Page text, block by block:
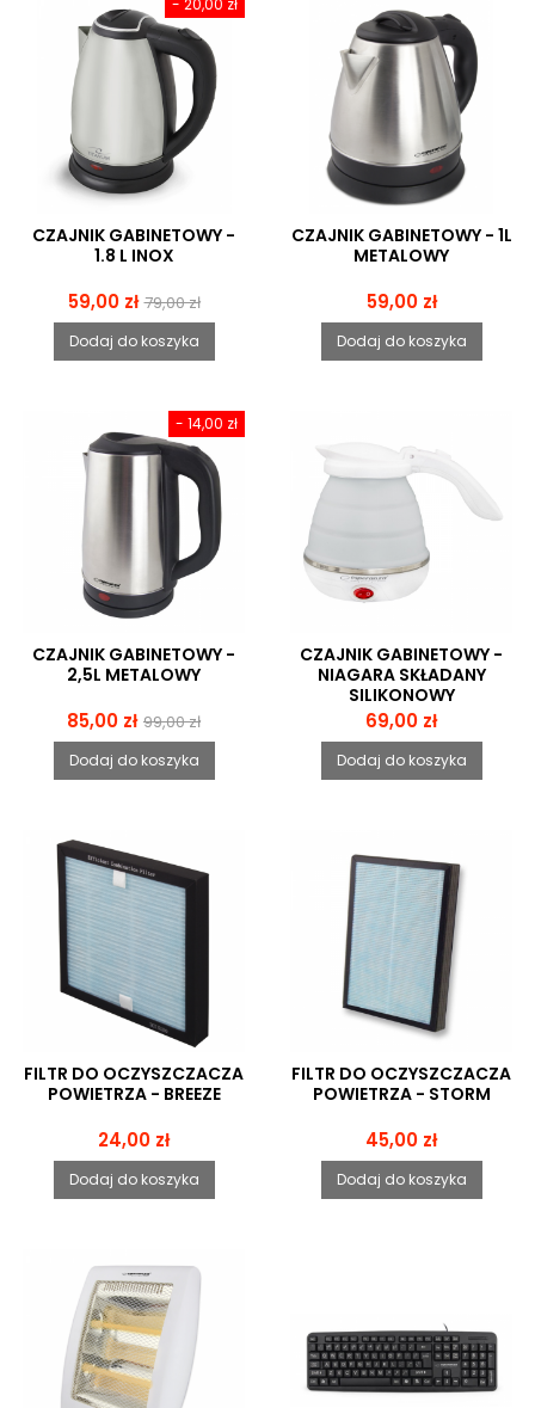
- 20,00 zł
CZAJNIK GABINETOWY -
1.8 L INOX
Cena
59,00 zł Cena
podstawowa
79,00 zł
Dodaj do koszyka
CZAJNIK GABINETOWY - 1L
METALOWY
Cena
59,00 zł
Dodaj do koszyka
- 14,00 zł
CZAJNIK GABINETOWY -
2,5L METALOWY
Cena
85,00 zł Cena
podstawowa
99,00 zł
Dodaj do koszyka
CZAJNIK GABINETOWY -
NIAGARA SKŁADANY
SILIKONOWY
Cena
69,00 zł
Dodaj do koszyka
FILTR DO OCZYSZCZACZA
POWIETRZA - BREEZE
Cena
24,00 zł
Dodaj do koszyka
FILTR DO OCZYSZCZACZA
POWIETRZA - STORM
Cena
45,00 zł
Dodaj do koszyka